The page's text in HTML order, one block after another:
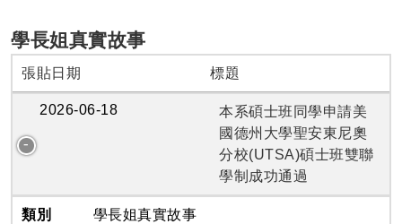
學長姐真實故事
張貼日期 標題
2026-06-18
本系碩士班同學申請美
國德州大學聖安東尼奧
分校(UTSA)碩士班雙聯
學制成功通過
類別 學長姐真實故事